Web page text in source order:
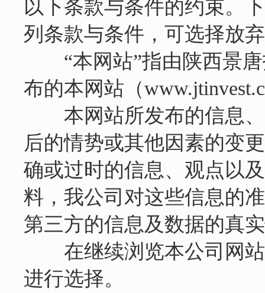
以下条款与条件的约束。
列条款与条件，可选择放
“本网站”指由陕西景唐
布的本网站（
本网站所发布的信息、
后的情势或其他因素的变
确或过时的信息、观点以
料，我公司对这些信息的
第三方的信息及数据的真
在继续浏览本公司网站
进行选择。